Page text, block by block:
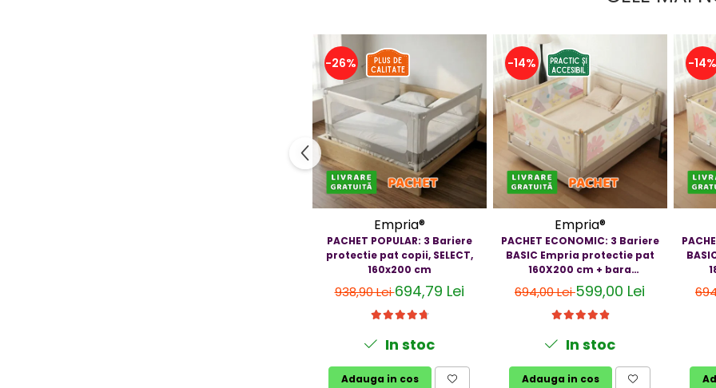
-26%
Empria®
PACHET POPULAR: 3 Bariere
protectie pat copii, SELECT,
160x200 cm
938,90 Lei694,79 Lei
In stoc
Adauga in cos
-14%
Empria®
PACHET ECONOMIC: 3 Bariere
BASIC Empria protectie pat
160X200 cm + bara
stabilizatoare
694,00 Lei599,00 Lei
In stoc
Adauga in cos
-14%